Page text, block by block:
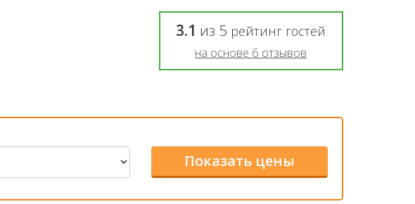
3.1 из 5 рейтинг гостей
на основе 6 отзывов